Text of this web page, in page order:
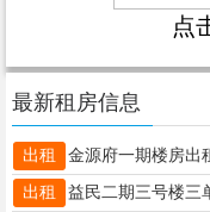
点
最新租房信息
出租
出租